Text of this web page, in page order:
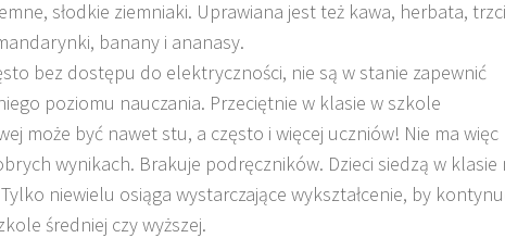
słodkie ziemniaki. Uprawiana jest też kawa, herbata,
banany i ananasy.
bez dostępu do elektryczności, nie są w stanie zapewnić
poziomu nauczania. Przeciętnie w klasie w szkole
może być nawet stu, a często i więcej uczniów! Nie ma więc
wynikach. Brakuje podręczników. Dzieci siedzą w klasie
niewielu osiąga wystarczające wykształcenie, by
średniej czy wyższej.